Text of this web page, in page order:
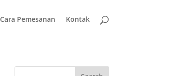
Cara Pemesanan Kontak